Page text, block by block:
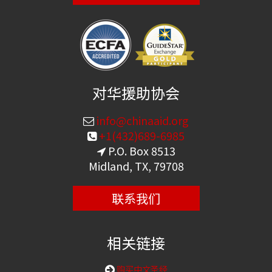
对华援助协会
info@chinaaid.org
+1(432)689-6985
P.O. Box 8513
Midland, TX, 79708
联系我们
相关链接
购买中文圣经